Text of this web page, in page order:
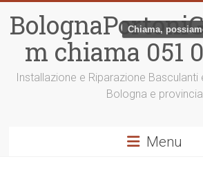
contenutom chiama 051
Installazione e Riparazione Basculanti
Bologna e provincia
Menu
Chiama,